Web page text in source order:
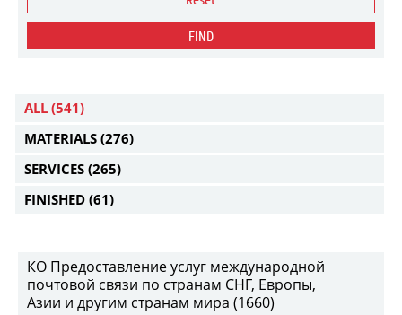
FIND
ALL (541)
MATERIALS (276)
SERVICES (265)
FINISHED (61)
КО Предоставление услуг международной
почтовой связи по странам СНГ, Европы,
Азии и другим странам мира (1660)